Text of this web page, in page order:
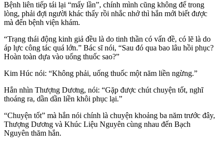
Bệnh liên tiếp tái lại “mấy lần”, chính mình cũng không để trong
lòng, phải đợi người khác thấy rồi nhắc nhở thì hắn mới biết được
mà đến bệnh viện khám.
“Trạng thái động kinh giả đều là do tinh thần có vấn đề, có lẽ là do
áp lực công tác quá lớn.” Bác sĩ nói, “Sau đó qua bao lâu hồi phục?
Hoàn toàn dựa vào uống thuốc sao?”
Kim Húc nói: “Không phải, uống thuốc một năm liền ngừng.”
Hắn nhìn Thượng Dương, nói: “Gặp được chút chuyện tốt, nghĩ
thoáng ra, dần dần liền khôi phục lại.”
“Chuyện tốt” mà hắn nói chính là chuyện khoảng ba năm trước đây,
Thượng Dương và Khúc Liệu Nguyên cùng nhau đến Bạch
Nguyên thăm hắn.